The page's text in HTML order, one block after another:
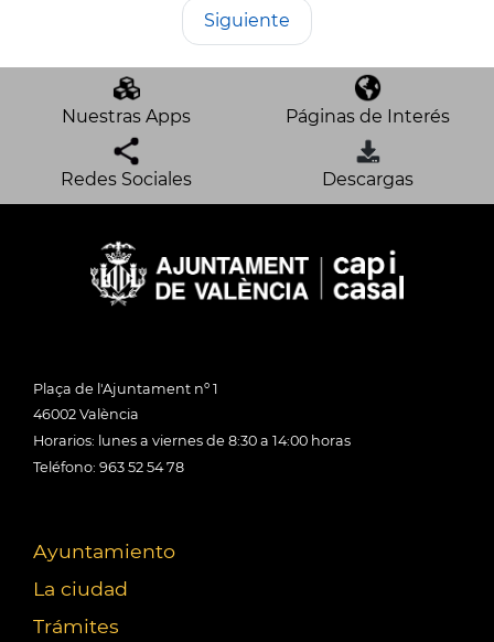
Siguiente
Nuestras Apps Páginas de Interés
Redes Sociales Descargas
Plaça de l'Ajuntament nº 1
46002 València
Horarios: lunes a viernes de 8:30 a 14:00 horas
Teléfono: 963 52 54 78
Ayuntamiento
La ciudad
Trámites